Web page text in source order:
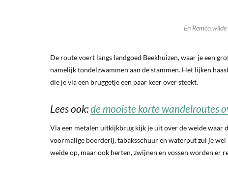
En Remco
De route voert langs landgoed Beekhuizen, waar je een
namelijk tondelzwammen aan de stammen. Het lijken
die je via een bruggetje een paar keer over steekt.
Lees ook:de mooiste korte wandelroutes
Via een metalen uitkijkbrug kijk je uit over de weide waar
voormalige boerderij, tabaksschuur en waterput zul je
weide op, maar ook herten, zwijnen en vossen worden er